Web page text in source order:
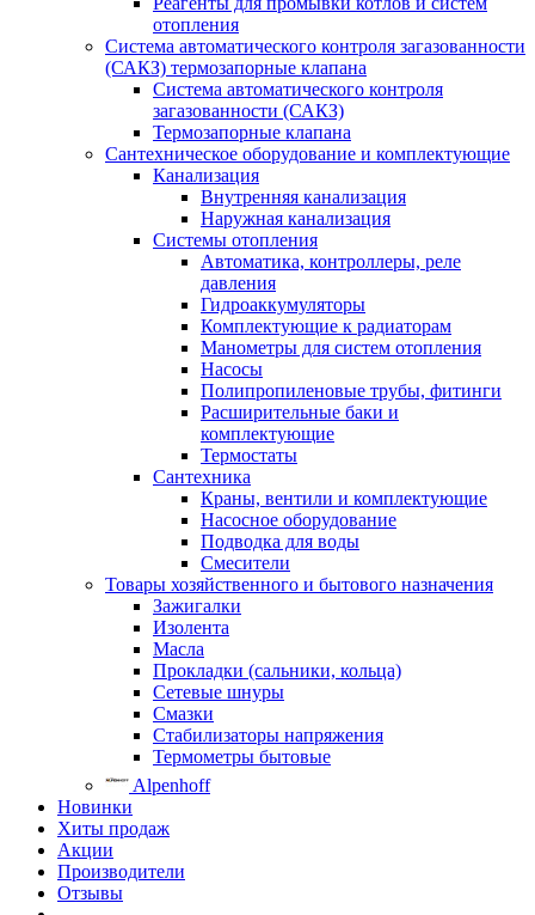
отопления
Система автоматического контроля загазованности
(САКЗ) термозапорные клапана
Система автоматического контроля
загазованности (САКЗ)
Термозапорные клапана
Сантехническое оборудование и комплектующие
Канализация
Внутренняя канализация
Наружная канализация
Системы отопления
Автоматика, контроллеры, реле
давления
Гидроаккумуляторы
Комплектующие к радиаторам
Манометры для систем отопления
Насосы
Полипропиленовые трубы, фитинги
Расширительные баки и
комплектующие
Термостаты
Сантехника
Краны, вентили и комплектующие
Насосное оборудование
Подводка для воды
Смесители
Товары хозяйственного и бытового назначения
Зажигалки
Изолента
Масла
Прокладки (сальники, кольца)
Сетевые шнуры
Смазки
Стабилизаторы напряжения
Термометры бытовые
Alpenhoff
Новинки
Хиты продаж
Акции
Производители
Отзывы